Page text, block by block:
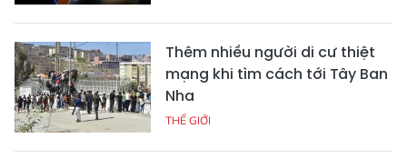
Thêm nhiều người di cư thiệt
mạng khi tìm cách tới Tây Ban
Nha
THẾ GIỚI